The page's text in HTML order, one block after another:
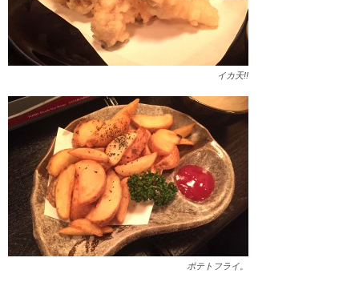
イカ天!!
ポテトフライ。